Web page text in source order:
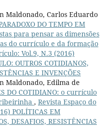
Maldonado, Carlos Eduardo
DO TEMPO EM
para pensar as dimensões
do currículo e da formação
Vol.9, N.3 (2016)
OUTROS COTIDIANOS,
E INVENÇÕES
Maldonado, Edilma de
DO COTIDIANO: o currículo
, Revista Espaço do
POLÍTICAS EM
DESAFIOS, RESISTÊNCIAS